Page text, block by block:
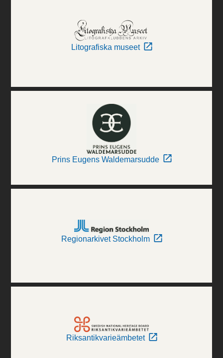
Litografiska museet
Prins Eugens Waldemarsudde
Regionarkivet Stockholm
Riksantikvarieämbetet